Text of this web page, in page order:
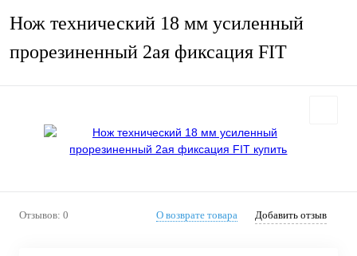
Нож технический 18 мм усиленный
прорезиненный 2ая фиксация FIT
Отзывов: 0 О возврате товара Добавить отзыв